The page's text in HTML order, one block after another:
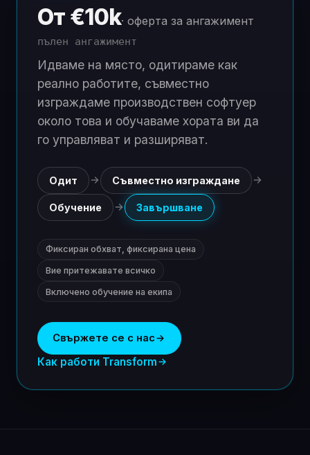
От €10k· оферта за ангажимент
пълен ангажимент
Идваме на място, одитираме как
реално работите, съвместно
изграждаме производствен софтуер
около това и обучаваме хората ви да
го управляват и разширяват.
Одит Съвместно изграждане
Обучение Завършване
Фиксиран обхват, фиксирана цена
Вие притежавате всичко
Включено обучение на екипа
Свържете се с нас
Как работи Transform